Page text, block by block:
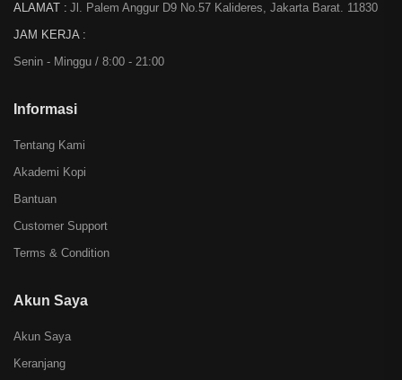
ALAMAT : Jl. Palem Anggur D9 No.57 Kalideres, Jakarta Barat. 11830
JAM KERJA :
Senin - Minggu / 8:00 - 21:00
Informasi
Tentang Kami
Akademi Kopi
Bantuan
Customer Support
Terms & Condition
Akun Saya
Akun Saya
Keranjang